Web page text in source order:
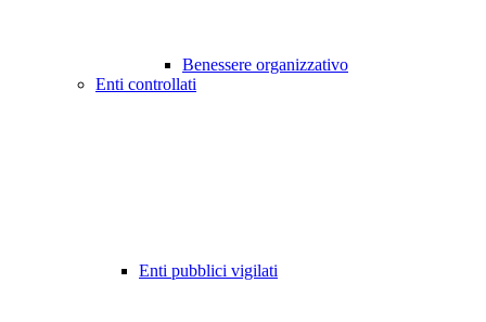
Benessere organizzativo
Enti controllati
Enti pubblici vigilati